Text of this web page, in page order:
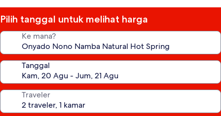
Pilih tanggal untuk melihat harga
Ke mana?
Tanggal
Traveler